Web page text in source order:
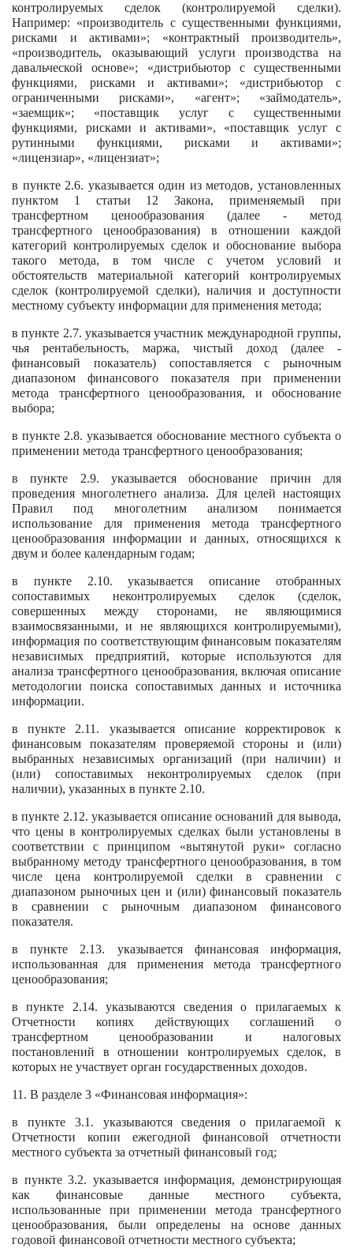
контролируемых сделок (контролируемой сделки).
Например: «производитель с существенными функциями,
рисками и активами»; «контрактный производитель»,
«производитель, оказывающий услуги производства на
давальческой основе»; «дистрибьютор с существенными
функциями, рисками и активами»; «дистрибьютор с
ограниченными рисками», «агент»; «займодатель»,
«заемщик»; «поставщик услуг с существенными
функциями, рисками и активами», «поставщик услуг с
рутинными функциями, рисками и активами»;
«лицензиар», «лицензиат»;
в пункте 2.6. указывается один из методов, установленных
пунктом 1 статьи 12 Закона, применяемый при
трансфертном ценообразования (далее - метод
трансфертного ценообразования) в отношении каждой
категорий контролируемых сделок и обоснование выбора
такого метода, в том числе с учетом условий и
обстоятельств материальной категорий контролируемых
сделок (контролируемой сделки), наличия и доступности
местному субъекту информации для применения метода;
в пункте 2.7. указывается участник международной группы,
чья рентабельность, маржа, чистый доход (далее -
финансовый показатель) сопоставляется с рыночным
диапазоном финансового показателя при применении
метода трансфертного ценообразования, и обоснование
выбора;
в пункте 2.8. указывается обоснование местного субъекта о
применении метода трансфертного ценообразования;
в пункте 2.9. указывается обоснование причин для
проведения многолетнего анализа. Для целей настоящих
Правил под многолетним анализом понимается
использование для применения метода трансфертного
ценообразования информации и данных, относящихся к
двум и более календарным годам;
в пункте 2.10. указывается описание отобранных
сопоставимых неконтролируемых сделок (сделок,
совершенных между сторонами, не являющимися
взаимосвязанными, и не являющихся контролируемыми),
информация по соответствующим финансовым показателям
независимых предприятий, которые используются для
анализа трансфертного ценообразования, включая описание
методологии поиска сопоставимых данных и источника
информации.
в пункте 2.11. указывается описание корректировок к
финансовым показателям проверяемой стороны и (или)
выбранных независимых организаций (при наличии) и
(или) сопоставимых неконтролируемых сделок (при
наличии), указанных в пункте 2.10.
в пункте 2.12. указывается описание оснований для вывода,
что цены в контролируемых сделках были установлены в
соответствии с принципом «вытянутой руки» согласно
выбранному методу трансфертного ценообразования, в том
числе цена контролируемой сделки в сравнении с
диапазоном рыночных цен и (или) финансовый показатель
в сравнении с рыночным диапазоном финансового
показателя.
в пункте 2.13. указывается финансовая информация,
использованная для применения метода трансфертного
ценообразования;
в пункте 2.14. указываются сведения о прилагаемых к
Отчетности копиях действующих соглашений о
трансфертном ценообразовании и налоговых
постановлений в отношении контролируемых сделок, в
которых не участвует орган государственных доходов.
11. В разделе 3 «Финансовая информация»:
в пункте 3.1. указываются сведения о прилагаемой к
Отчетности копии ежегодной финансовой отчетности
местного субъекта за отчетный финансовый год;
в пункте 3.2. указывается информация, демонстрирующая
как финансовые данные местного субъекта,
использованные при применении метода трансфертного
ценообразования, были определены на основе данных
годовой финансовой отчетности местного субъекта;